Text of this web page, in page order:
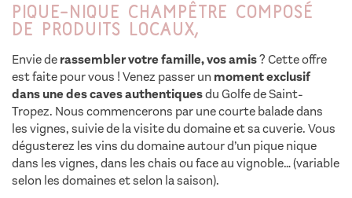
Pique-nique champêtre composé
de produits locaux,
Envie derassembler votre famille, vos amis? Cette offre
est faite pour vous ! Venez passer un moment exclusif
dans une des caves authentiquesdu Golfe de Saint-
Tropez. Nous commencerons par une courte balade dans
les vignes, suivie de la visite du domaine et sa cuverie. Vous
dégusterez les vins du domaine autour d’un pique nique
dans les vignes, dans les chais ou face au vignoble… (variable
selon les domaines et selon la saison).